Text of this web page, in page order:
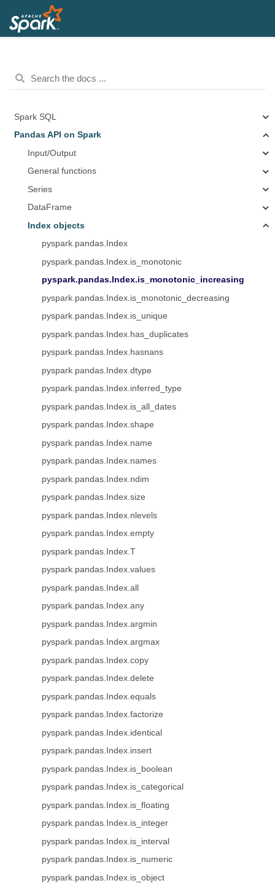
Spark SQL
Pandas API on Spark
Input/Output
General functions
Series
DataFrame
Index objects
pyspark.pandas.Index
pyspark.pandas.Index.is_monotonic
pyspark.pandas.Index.is_monotonic_increasing
pyspark.pandas.Index.is_monotonic_decreasing
pyspark.pandas.Index.is_unique
pyspark.pandas.Index.has_duplicates
pyspark.pandas.Index.hasnans
pyspark.pandas.Index.dtype
pyspark.pandas.Index.inferred_type
pyspark.pandas.Index.is_all_dates
pyspark.pandas.Index.shape
pyspark.pandas.Index.name
pyspark.pandas.Index.names
pyspark.pandas.Index.ndim
pyspark.pandas.Index.size
pyspark.pandas.Index.nlevels
pyspark.pandas.Index.empty
pyspark.pandas.Index.T
pyspark.pandas.Index.values
pyspark.pandas.Index.all
pyspark.pandas.Index.any
pyspark.pandas.Index.argmin
pyspark.pandas.Index.argmax
pyspark.pandas.Index.copy
pyspark.pandas.Index.delete
pyspark.pandas.Index.equals
pyspark.pandas.Index.factorize
pyspark.pandas.Index.identical
pyspark.pandas.Index.insert
pyspark.pandas.Index.is_boolean
pyspark.pandas.Index.is_categorical
pyspark.pandas.Index.is_floating
pyspark.pandas.Index.is_integer
pyspark.pandas.Index.is_interval
pyspark.pandas.Index.is_numeric
pyspark.pandas.Index.is_object